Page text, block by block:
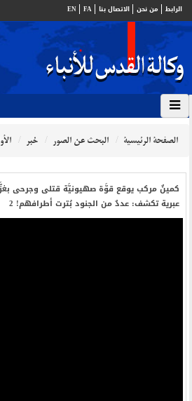
الرابط من نحن الاتصال بنا FA
EN
الصفحة الرئيسية البحث عن الصور خبر
كمينٌ مركب يوقع قوَّة صهيونيَّة قتلى وجرحى
عبرية تكشف: عددٌ من الجنود بُترت أطرافهم! 2